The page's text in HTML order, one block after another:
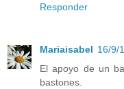
Responder
Mariaisabel 16/9/
El apoyo de un
bastones.